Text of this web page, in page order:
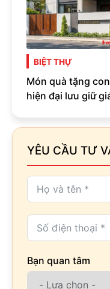
BIỆT THỰ
Món quà tặng
hiện đại lưu giữ
YÊU CẦU TƯ
Bạn quan tâm